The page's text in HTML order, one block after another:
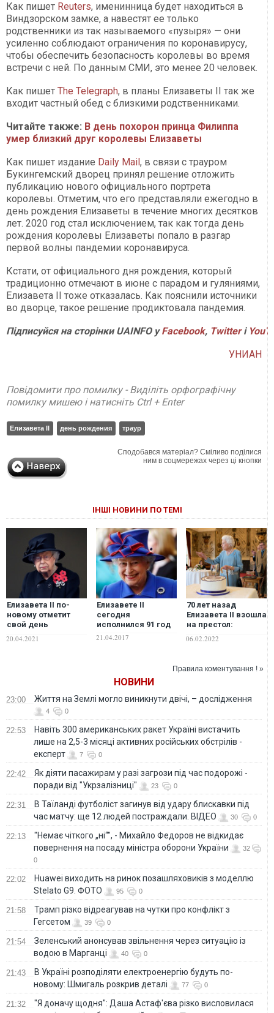
Как пишет Reuters, именинница будет находиться в
Виндзорском замке, а навестят ее только
родственники из так называемого «пузыря» — они
усиленно соблюдают ограничения по коронавирусу,
чтобы обеспечить безопасность королевы во время
встречи с ней. По данным СМИ, это менее 20 человек.
Как пишет The Telegraph, в планы Елизаветы II так же
входит частный обед с близкими родственниками.
Читайте также: В день похорон принца Филиппа
умер близкий друг королевы Елизаветы
Как пишет издание Daily Mail , в связи с трауром
Букингемский дворец принял решение отложить
публикацию нового официального портрета
королевы. Отметим, что его представляли ежегодно в
день рождения Елизаветы в течение многих десятков
лет. 2020 год стал исключением, так как тогда день
рождения королевы Елизаветы попало в разгар
первой волны пандемии коронавируса.
Кстати, от официального дня рождения, который
традиционно отмечают в июне с парадом и гуляниями,
Елизавета II тоже отказалась. Как пояснили источники
во дворце, такое решение продиктовала пандемия.
Підписуйся на сторінки UAINFO уFacebook, Twitterі
УНИАН
Повідомити про помилку - Виділіть орфографічну
помилку мишею і натисніть Ctrl + Enter
Елизавета II день рождения траур
Сподобався матеріал? Сміливо поділися
ним в соцмережах через ці кнопки
ІНШІ НОВИНИ ПО ТЕМІ
Елизавета II по-
новому отметит
свой день
20.04.2021
Елизавете II
сегодня
исполнился 91 год
21.04.2017
70 лет назад
Елизавета II взошла
на престол:
начала
06.02.2022
Правила коментування ! »
НОВИНИ
23:00 Життя на Землі могло виникнути двічі, – дослідження
4 0
22:53
Навіть 300 американських ракет Україні вистачить
лише на 2,5-3 місяці активних російських обстрілів -
експерт
7 0
22:42
Як діяти пасажирам у разі загрози під час подорожі -
поради від "Укрзалізниці"
23 0
22:31
В Таїланді футболіст загинув від удару блискавки під
час матчу: ще 12 людей постраждали. ВІДЕО
30 0
22:13
"Немає чіткого „ні“", - Михайло Федоров не відкидає
повернення на посаду міністра оборони України
32
0
22:02
Huawei виходить на ринок позашляховиків з моделлю
Stelato G9. ФОТО
95 0
21:58
Трамп різко відреагував на чутки про конфлікт з
Гегсетом
39 0
21:54
Зеленський анонсував звільнення через ситуацію із
водою в Марганці
40 0
21:43
В Україні розподіляти електроенергію будуть по-
новому: Шмигаль розкрив деталі
77 0
21:32
"Я доначу щодня": Даша Астаф'єва різко висловилася